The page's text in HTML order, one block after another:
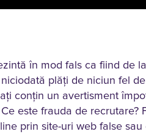
în mod fals ca fiind de la
plăți de niciun fel
conțin un avertisment
este frauda de recrutare?
prin site-uri web false sau